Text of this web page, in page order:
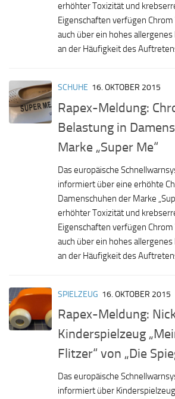
erhöhter Toxizität und
Eigenschaften verfügen
auch über ein hohes
an der Häufigkeit des
SCHUHE 16. OKTOBER 2015
Rapex-Meldung:
Belastung in
Marke „Super Me“
Das europäische
informiert über eine erhöhte
Damenschuhen der Marke
erhöhter Toxizität und
Eigenschaften verfügen
auch über ein hohes
an der Häufigkeit des
SPIELZEUG 16. OKTOBER 2015
Rapex-Meldung:
Kinderspielzeug
Flitzer“ von „Die
Das europäische
informiert über